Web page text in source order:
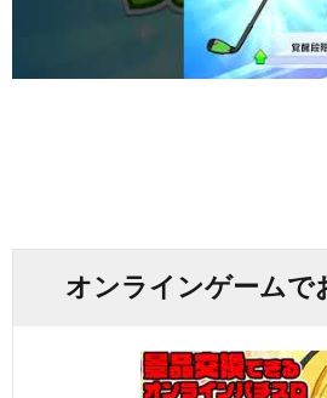
オンラインゲームで